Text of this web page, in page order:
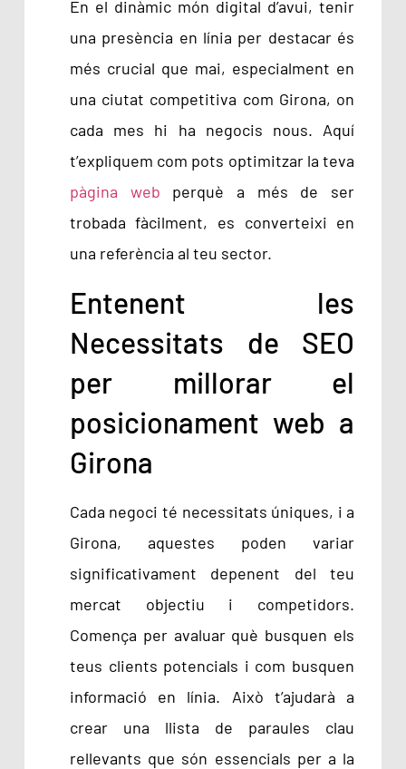
En el dinàmic món digital d’avui, tenir
una presència en línia per destacar és
més crucial que mai, especialment en
una ciutat competitiva com Girona, on
cada mes hi ha negocis nous. Aquí
t’expliquem com pots optimitzar la teva
pàgina web perquè a més de ser
trobada fàcilment, es converteixi en
una referència al teu sector.
Entenent les
Necessitats de SEO
per millorar el
posicionament web a
Girona
Cada negoci té necessitats úniques, i a
Girona, aquestes poden variar
significativament depenent del teu
mercat objectiu i competidors.
Comença per avaluar què busquen els
teus clients potencials i com busquen
informació en línia. Això t’ajudarà a
crear una llista de paraules clau
rellevants que són essencials per a la